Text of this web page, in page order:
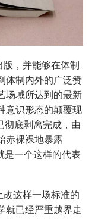
，并能够在体制
体制内外的广泛赞
场域所达到的最新
意识形态的颠覆现
底剥离完成，由
赤裸裸地暴露
是一个这样的代表
这样一场标准的
就已经严重越界走